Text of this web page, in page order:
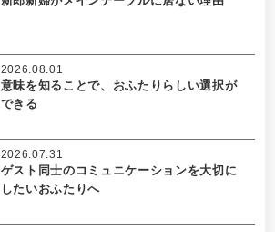
意味を知ることで、おふたりらしい選択が
できる
2026.08.01
ゲスト同士のコミュニケーションを大切に
したいおふたりへ
2026.07.31